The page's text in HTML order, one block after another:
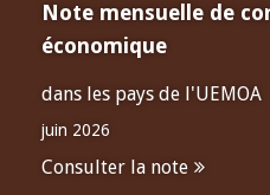
Note mensuelle de
économique
dans les pays de l'UEMOA
juin 2026
Consulter la note